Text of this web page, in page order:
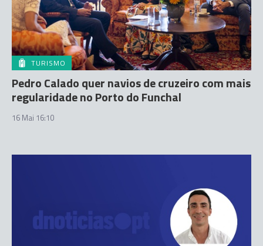
TURISMO
Pedro Calado quer navios de cruzeiro com mais
regularidade no Porto do Funchal
16 Mai 16:10